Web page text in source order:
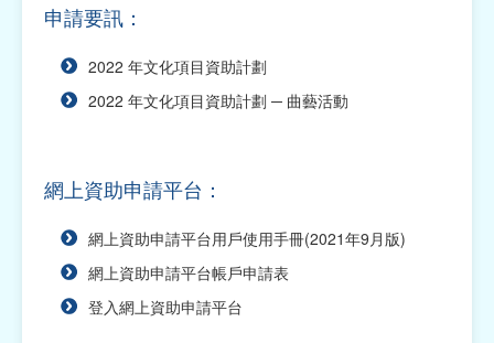
2026年社團運作經費資助計劃（已截止申請）
2026年社區活動資助計劃（已截止申請）
2026年綜合資助計劃（已截止申請）
申請要訊：
2022 年文化項目資助計劃
2022 年文化項目資助計劃 ─ 曲藝活動
網上資助申請平台：
網上資助申請平台用戶使用手冊(2021年9月版)
網上資助申請平台帳戶申請表
登入網上資助申請平台